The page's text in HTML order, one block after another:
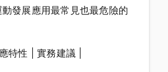
發展應用最常見也最危險的
特性 | 實務建議 |